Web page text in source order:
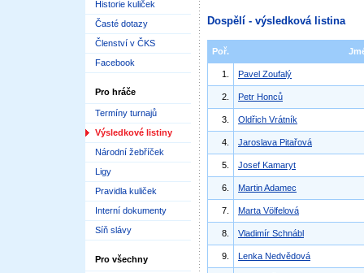
Historie kuliček
Časté dotazy
Členství v ČKS
Facebook
Pro hráče
Termíny turnajů
Výsledkové listiny
Národní žebříček
Ligy
Pravidla kuliček
Interní dokumenty
Síň slávy
Pro všechny
Dospělí - výsledková listina
Poř.
1. Pavel Zoufalý
2. Petr Honců
3. Oldřich Vrátník
4. Jaroslava Pitařová
5. Josef Kamaryt
6. Martin Adamec
7. Marta Völfelová
8. Vladimír Schnábl
9. Lenka Nedvědová